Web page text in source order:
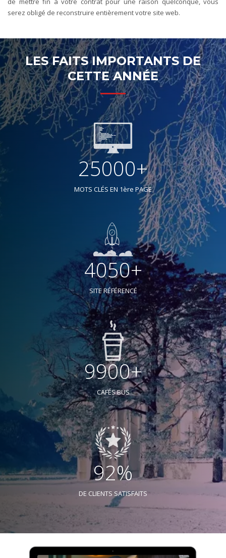
serez obligé de reconstruire entièrement votre site web.
LES FAITS IMPORTANTS DE
CETTE ANNÉE
25000+
MOTS CLÉS EN 1ère PAGE
4050+
SITE RÉFÉRENCÉ
9900+
CAFÉS BUS
92%
DE CLIENTS SATISFAITS